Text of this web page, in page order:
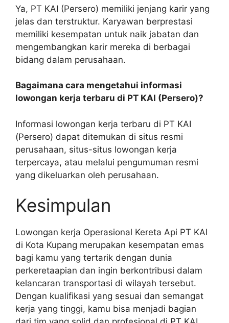
Ya, PT KAI (Persero) memiliki jenjang karir yang
jelas dan terstruktur. Karyawan berprestasi
memiliki kesempatan untuk naik jabatan dan
mengembangkan karir mereka di berbagai
bidang dalam perusahaan.
Bagaimana cara mengetahui informasi
lowongan kerja terbaru di PT KAI (Persero)?
Informasi lowongan kerja terbaru di PT KAI
(Persero) dapat ditemukan di situs resmi
perusahaan, situs-situs lowongan kerja
terpercaya, atau melalui pengumuman resmi
yang dikeluarkan oleh perusahaan.
Kesimpulan
Lowongan kerja Operasional Kereta Api PT KAI
di Kota Kupang merupakan kesempatan emas
bagi kamu yang tertarik dengan dunia
perkeretaapian dan ingin berkontribusi dalam
kelancaran transportasi di wilayah tersebut.
Dengan kualifikasi yang sesuai dan semangat
kerja yang tinggi, kamu bisa menjadi bagian